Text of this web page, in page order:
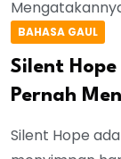
BAHASA GAUL
Silent
Pernah
Silent Hope